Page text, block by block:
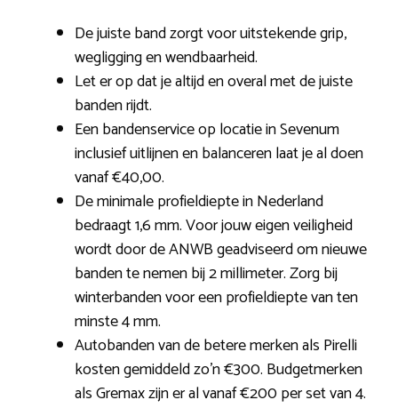
De juiste band zorgt voor uitstekende grip,
wegligging en wendbaarheid.
Let er op dat je altijd en overal met de juiste
banden rijdt.
Een bandenservice op locatie in Sevenum
inclusief uitlijnen en balanceren laat je al doen
vanaf €40,00.
De minimale profieldiepte in Nederland
bedraagt 1,6 mm. Voor jouw eigen veiligheid
wordt door de ANWB geadviseerd om nieuwe
banden te nemen bij 2 millimeter. Zorg bij
winterbanden voor een profieldiepte van ten
minste 4 mm.
Autobanden van de betere merken als Pirelli
kosten gemiddeld zo’n €300. Budgetmerken
als Gremax zijn er al vanaf €200 per set van 4.